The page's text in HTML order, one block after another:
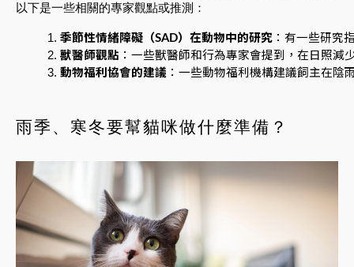
以下是一些相關的專家觀點或推測：
季節性情緒障礙（SAD）在動物中的研究 ：有一些研究
獸醫師觀點 ：一些獸醫師和行為專家會提到，在日照
動物福利協會的建議 ：一些動物福利機構建議飼主在
雨季、寒冬要幫貓咪做什麼準備？